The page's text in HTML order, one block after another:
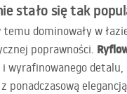
stało się tak
temu dominowały w
poprawności.
wyrafinowanego
ponadczasową